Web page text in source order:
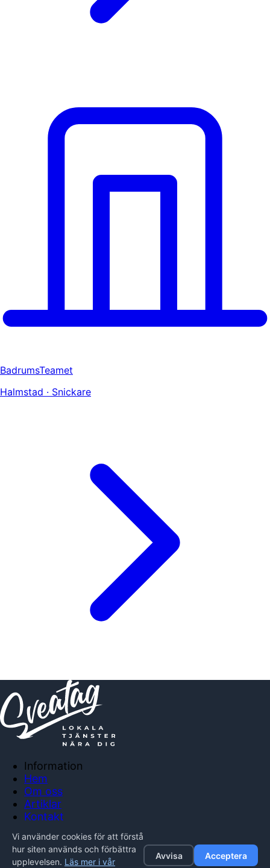
BadrumsTeamet
Halmstad · Snickare
Information
Hem
Om oss
Artiklar
Kontakt
Integritetspolicy
Vi använder cookies för att förstå
hur siten används och förbättra
upplevelsen. Läs mer i vår
Avvisa Acceptera